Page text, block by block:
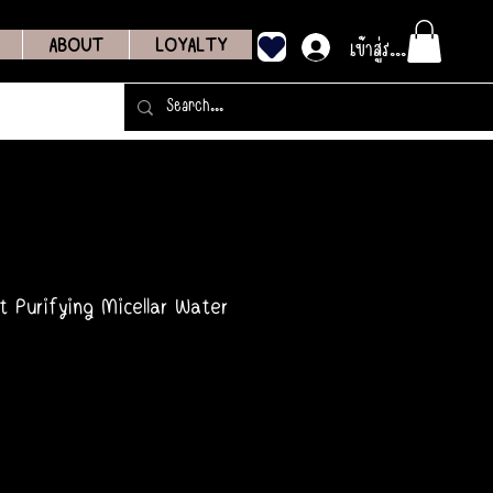
ABOUT LOYALTY เข้าสู่ระบบ
Purifying Micellar Water